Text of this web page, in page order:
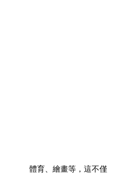
樂。 體育、繪畫等，這不僅